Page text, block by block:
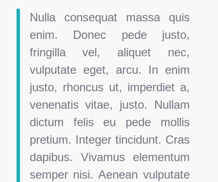
Nulla consequat massa quis
enim. Donec pede justo,
fringilla vel, aliquet nec,
vulputate eget, arcu. In enim
justo, rhoncus ut, imperdiet a,
venenatis vitae, justo. Nullam
dictum felis eu pede mollis
pretium. Integer tincidunt. Cras
dapibus. Vivamus elementum
semper nisi. Aenean vulputate